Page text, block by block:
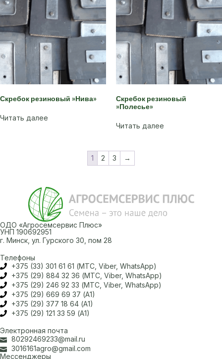
Скребок резиновый »Нива»
Читать далее
Скребок резиновый
»Полесье»
Читать далее
1 2 3 →
ОДО «Агросемсервис Плюс»
УНП 190692951
г. Минск, ул. Гурского 30, пом 28
Телефоны
+375 (33) 301 61 61 (МТС, Viber, WhatsApp)
+375 (29) 884 32 36 (МТС, Viber, WhatsApp)
+375 (29) 246 92 33 (МТС, Viber, WhatsApp)
+375 (29) 669 69 37 (А1)
+375 (29) 377 18 64 (А1)
+375 (29) 121 33 59 (А1)
Электронная почта
80292469233@mail.ru
3016161agro@gmail.com
Мессенджеры